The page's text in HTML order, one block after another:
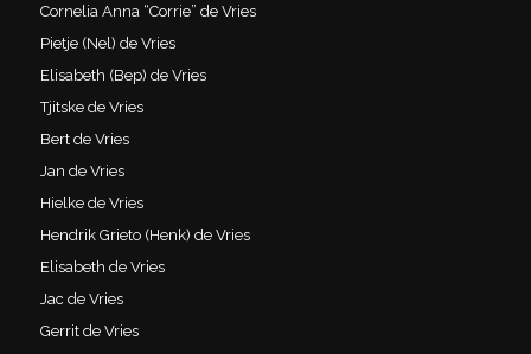
Cornelia Anna “Corrie” de Vries
Pietje (Nel) de Vries
Elisabeth (Bep) de Vries
Tjitske de Vries
Bert de Vries
Jan de Vries
Hielke de Vries
Hendrik Grieto (Henk) de Vries
Elisabeth de Vries
Jac de Vries
Gerrit de Vries